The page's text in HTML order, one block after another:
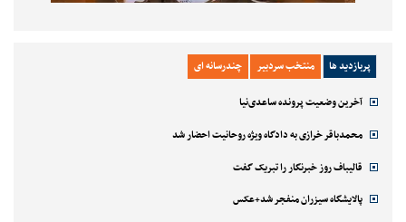
پربازدید ها منتخب سردبیر چندرسانه ای
آخرین وضعیت پرونده ساعدی‌نیا
محمدباقر خرازی به دادگاه ویژه روحانیت احضار شد
قالیباف روز خبرنگار را تبریک گفت
پالایشگاه سیزران منفجر شد+عکس